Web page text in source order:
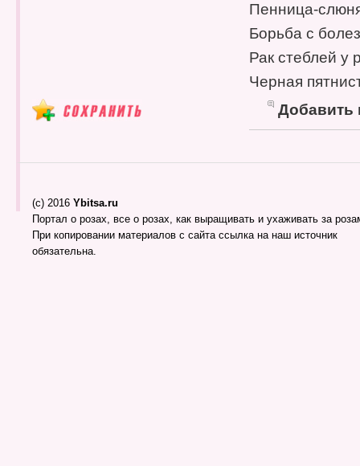
Пенница-
Борьба с
Рак стеблей у
Черная
Добавить
(c) 2016 Ybitsa.ru
Портал о розах, все о розах, как выращивать и ухаживать за
При копировании материалов с сайта ссылка на наш источник
обязательна.